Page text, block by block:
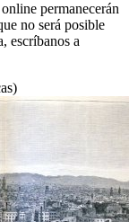
permanecerán
no será posible
escríbanos a